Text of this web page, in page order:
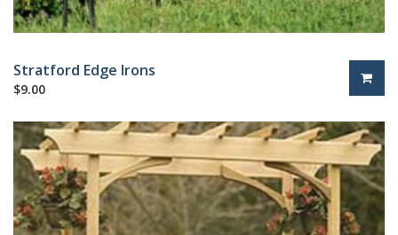
Stratford Edge Irons
$9.00